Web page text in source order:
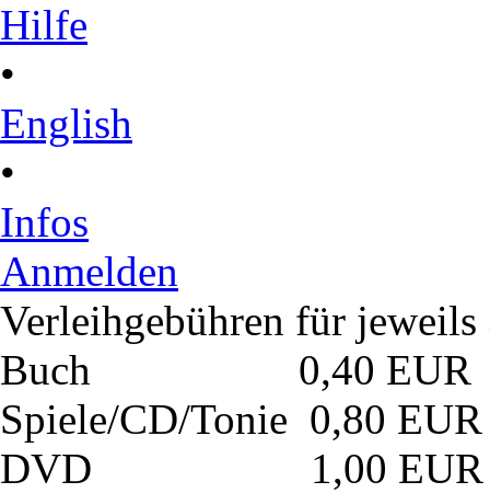
Hilfe
•
English
•
Infos
Anmelden
Verleihgebühren für jeweils
Buch 0,40 EUR
Spiele/CD/Tonie 0,80 EUR
DVD 1,00 EUR